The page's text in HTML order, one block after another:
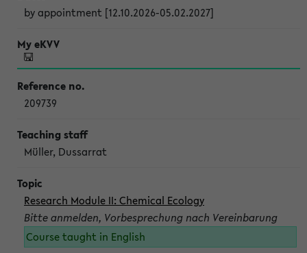
by appointment [12.10.2026-05.02.2027]
209739
Müller, Dussarrat
Research Module II: Chemical Ecology
Bitte anmelden, Vorbesprechung nach Vereinbarung
Course taught in English